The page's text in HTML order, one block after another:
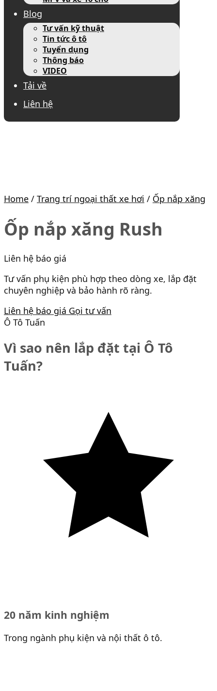
Blog
Tư vấn kỹ thuật
Tin tức ô tô
Tuyển dụng
Thông báo
VIDEO
Tải về
Liên hệ
Home / Trang trí ngoại thất xe hơi / Ốp nắp xăng
Ốp nắp xăng Rush
Liên hệ báo giá
Tư vấn phụ kiện phù hợp theo dòng xe, lắp đặt
chuyên nghiệp và bảo hành rõ ràng.
Liên hệ báo giá Gọi tư vấn
Ô Tô Tuấn
Vì sao nên lắp đặt tại Ô Tô
Tuấn?
20 năm kinh nghiệm
Trong ngành phụ kiện và nội thất ô tô.